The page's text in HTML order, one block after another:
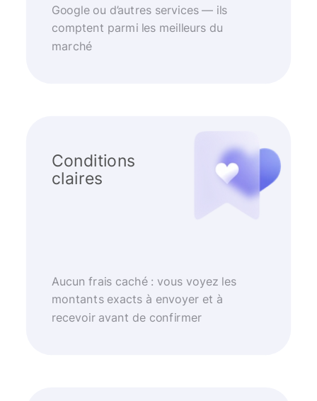
Google ou d’autres services — ils
comptent parmi les meilleurs du
marché
Conditions
claires
Aucun frais caché : vous voyez les
montants exacts à envoyer et à
recevoir avant de confirmer